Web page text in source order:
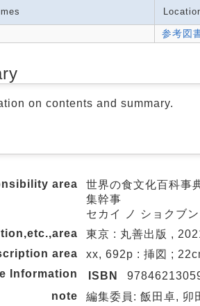
参考図
on contents and summary.
area
世界の食文化百科事
集幹事
セカイ ノ ショクブ
東京 : 丸善出版 ,
area
xx, 692p : 挿図 ;
Information
ISBN
note
編集委員: 飯田卓, 卯